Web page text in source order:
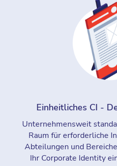
Einheitliches CI -
Unternehmensweit
Raum für erforderliche
Abteilungen und
Ihr Corporate Identity